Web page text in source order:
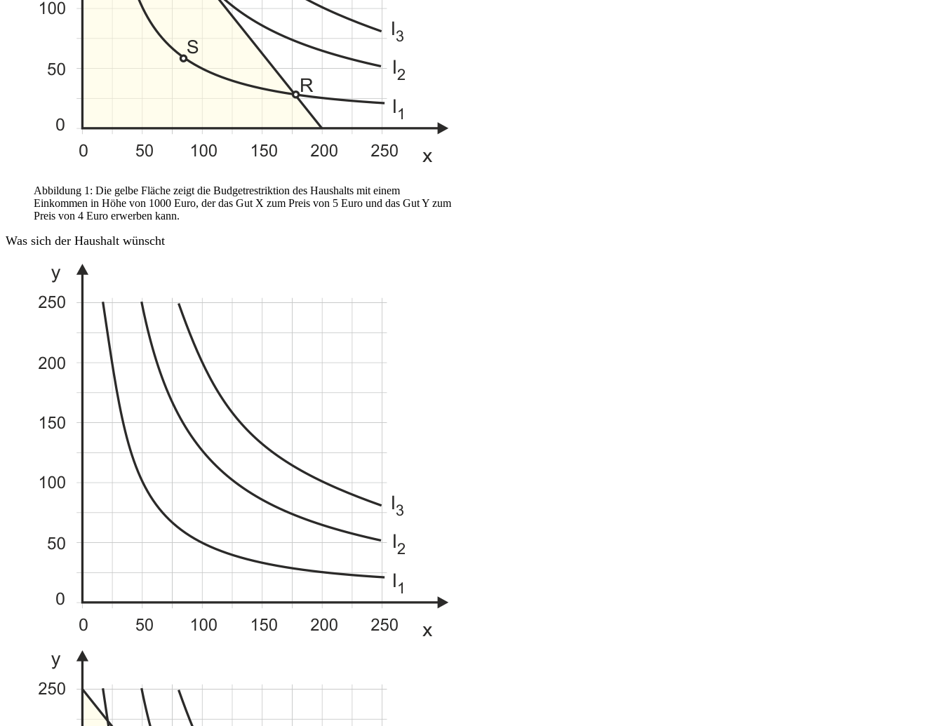
Abbildung 1: Die gelbe Fläche zeigt die Budgetrestriktion des Haushalts mit einem
Einkommen in Höhe von 1000 Euro, der das Gut X zum Preis von 5 Euro und das Gut Y zum
Preis von 4 Euro erwerben kann.
Was sich der Haushalt wünscht